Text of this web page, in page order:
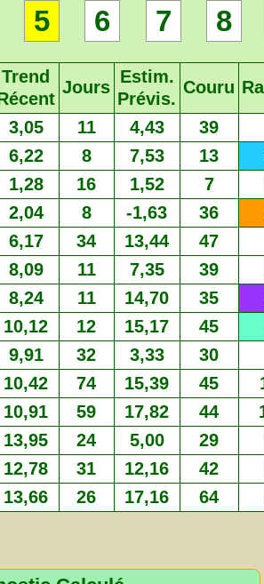
5 6 7 8
Trend
Jours
Estim.
Prévis.
Couru
3,05 11 4,43 39
6,22 8 7,53 13
1,28 16 1,52 7
2,04 8 -1,63 36
6,17 34 13,44 47
8,09 11 7,35 39
8,24 11 14,70 35
10,12 12 15,17 45
9,91 32 3,33 30
10,42 74 15,39 45
10,91 59 17,82 44
13,95 24 5,00 29
12,78 31 12,16 42
13,66 26 17,16 64